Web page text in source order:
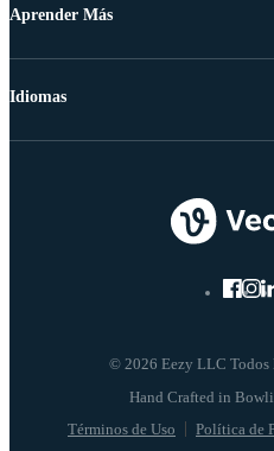
Aprender Más
© 2026 Eezy LLC Todos
Términos de Uso Política de
Idiomas